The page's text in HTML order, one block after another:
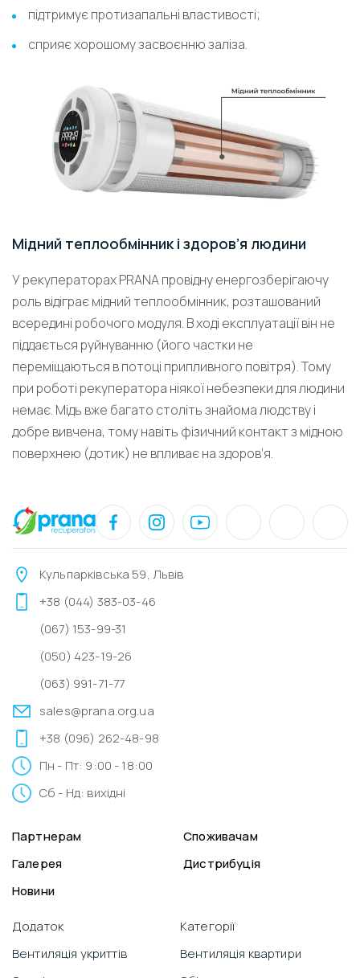
підтримує протизапальні властивості;
сприяє хорошому засвоєнню заліза.
Мідний теплообмінник і здоров’я людини
У рекуператорах PRANA провідну енергозберігаючу
роль відіграє мідний теплообмінник, розташований
всередині робочого модуля. В ході експлуатації він не
піддається руйнуванню (його частки не
переміщаються в потоці припливного повітря). Тому
при роботі рекуператора ніякої небезпеки для людини
немає. Мідь вже багато століть знайома людству і
добре вивчена, тому навіть фізичний контакт з мідною
поверхнею (дотик) не впливає на здоров’я.
Кульпарківська 59, Львів
+38 (044) 383-03-46
(067) 153-99-31
(050) 423-19-26
(063) 991-71-77
sales@prana.org.ua
+38 (096) 262-48-98
Пн - Пт: 9:00 - 18:00
Сб - Нд: вихідні
Партнерам
Споживачам
Галерея
Дистрибуція
Новини
Додаток
Вентиляція укриттів
Категорії
Вентиляція квартири